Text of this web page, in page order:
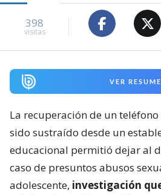
398
visitas
VER
La recuperación de un
sido sustraído desde un
educacional permitió dejar al
caso de presuntos abusos
adolescente, investigación